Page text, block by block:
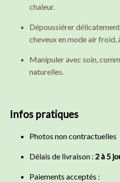
chaleur.
Dépoussiérer délicatement
cheveux en mode air froid,
Manipuler avec soin,
naturelles.
Infos pratiques
Photos non contractuelles
Délais de livraison : 2 à 5
Paiements acceptés :